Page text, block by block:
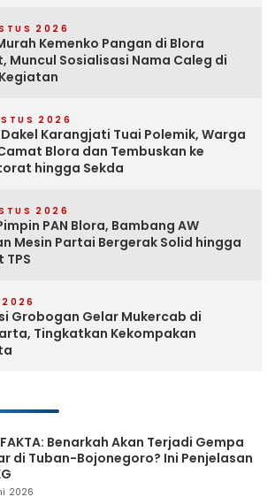
2026
Kemenko Pangan di Blora
Muncul Sosialisasi Nama Caleg di
2026
Karangjati Tuai Polemik, Warga
Blora dan Tembuskan ke
hingga Sekda
2026
PAN Blora, Bambang AW
Mesin Partai Bergerak Solid hingga
TPS
2026
Grobogan Gelar Mukercab di
Tingkatkan Kekompakan
FAKTA: Benarkah Akan Terjadi Gempa
di Tuban-Bojonegoro? Ini Penjelasan
2026